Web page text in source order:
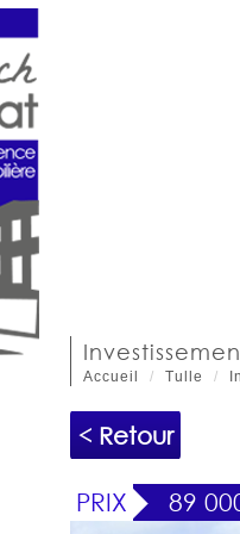
Accueil Tulle
< Retour
PRIX 89